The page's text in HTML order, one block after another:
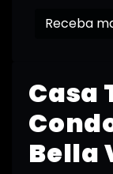
Casa
Bella
Receba